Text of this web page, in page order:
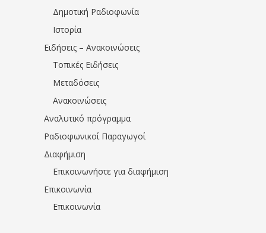
Δημοτική Ραδιοφωνία
Ιστορία
Ειδήσεις – Ανακοινώσεις
Τοπικές Ειδήσεις
Μεταδόσεις
Ανακοινώσεις
Αναλυτικό πρόγραμμα
Ραδιοφωνικοί Παραγωγοί
Διαφήμιση
Επικοινωνήστε για διαφήμιση
Επικοινωνία
Επικοινωνία